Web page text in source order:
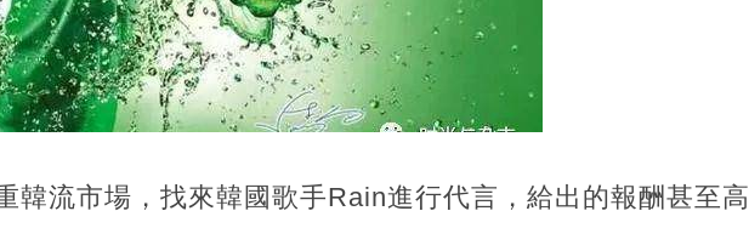
韓流市場，找來韓國歌手Rain進行代言，給出的報酬甚至高